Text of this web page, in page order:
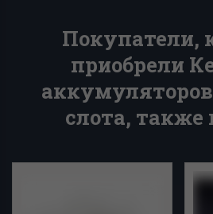
Покупатели,
приобрели
аккумуляторов
слота,